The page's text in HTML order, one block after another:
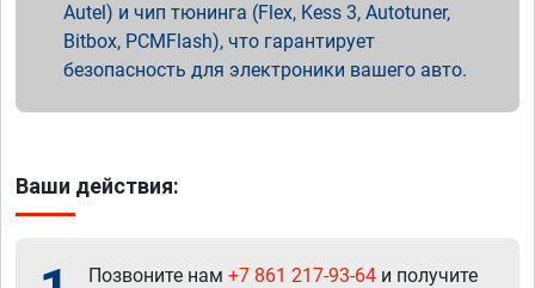
Autel) и чип тюнинга (Flex, Kess 3, Autotuner,
Bitbox, PCMFlash), что гарантирует
безопасность для электроники вашего авто.
Ваши действия:
Позвоните нам +7 861 217-93-64 и получите